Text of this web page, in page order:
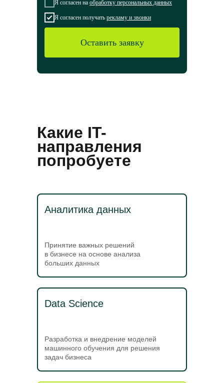
Я согласен на обработку персональных данных
Я согласен получать рекламу и звонки
Оставить заявку
Какие IT-
направления
попробуете
Аналитика данных
Принятие важных решений
в бизнесе на основе анализа
больших данных
Data Science
Разработка и внедрение моделей
машинного обучения для решения
задач бизнеса